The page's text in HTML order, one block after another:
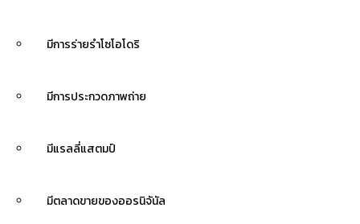
มีการร่ายรำโซโอโดริ
มีการประกวดภาพถ่าย
มีแรลลี่แสตมป์
มีตลาดขายของออรนิจันัล